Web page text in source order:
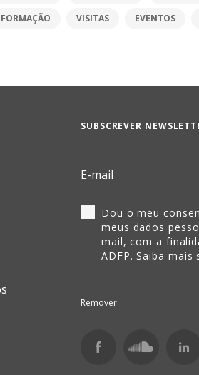
VISITAS EVENTOS
SUBSCREVER
Dou o meu
meus dados
mail, com a
ADFP. Saiba
Remover